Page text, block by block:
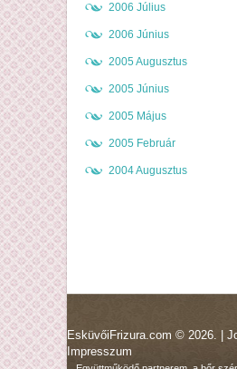
2006 Július
2006 Június
2005 Augusztus
2005 Június
2005 Május
2005 Február
2004 Augusztus
EsküvőiFrizura.com © 2026. |
Impresszum